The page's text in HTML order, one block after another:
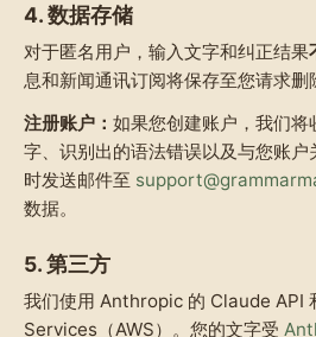
4. 数据存储
对于匿名用户，输入文字和纠正结果
息和新闻通讯订阅将保存至您请求删
注册账户： 如果您创建账户，我们
字、识别出的语法错误以及与您账
时发送邮件至
数据。
5. 第三方
我们使用 Anthropic 的 Claude API
Services（AWS）。您的文字受